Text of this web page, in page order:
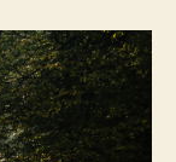
Buergerpark